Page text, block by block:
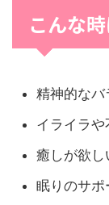
こんな
精神的なバ
イライラや
癒しが欲し
眠りのサポ